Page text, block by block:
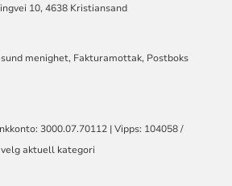
-
RANDESUND
10, 4638 Kristiansand
menighet, Fakturamottak, Postboks
3000.07.70112 | Vipps: 104058 /
aktuell kategori